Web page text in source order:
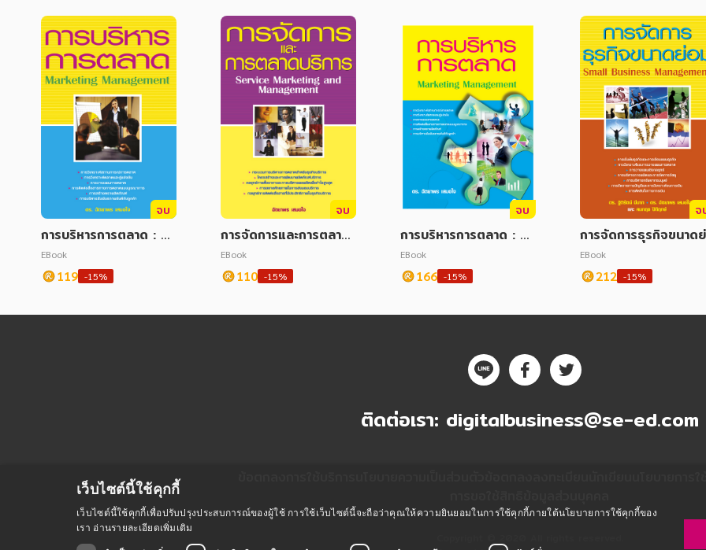
จบ
การบริหารการตลาด : M
arketing Managemen
t
EBook
119 -15%
จบ
การจัดการและการตลาด
บริการ ฉบับปรับปรุง
EBook
110 -15%
จบ
การบริหารการตลาด : M
arketing Managemen
t
EBook
166 -15%
จ
การจัดการธุรกิจขนาด
ม 2009
EBook
212 -15%
ติดต่อเรา: digitalbusiness@se-ed.com
เว็บไซต์นี้ใช้คุกกี้
เว็บไซต์นี้ใช้คุกกี้เพื่อปรับปรุงประสบการณ์ของผู้ใช้ การใช้เว็บไซต์นี้จะถือว่าคุณให้ความยินยอมในการใช้คุกกี้ภายใต้นโยบายการใช้คุกกี้ของ
เรา อ่านรายละเอียดเพิ่มเติม